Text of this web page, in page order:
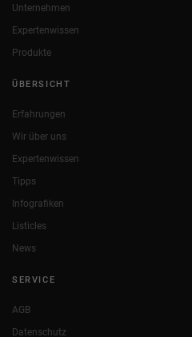
Unternehmen
Expertenwissen
Produkte
ÜBERSICHT
Erfahrungen
Wir über uns
Expertenwissen
Tipps
Infografiken
Listicles
News
SERVICE
AGB
Datenschutz